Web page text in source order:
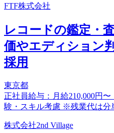
FTF株式会社
レコードの鑑定・
価やエディション
採用
東京都
正社員給与：月給210,000円
験・スキル考慮 ※残業代は分
株式会社2nd Village